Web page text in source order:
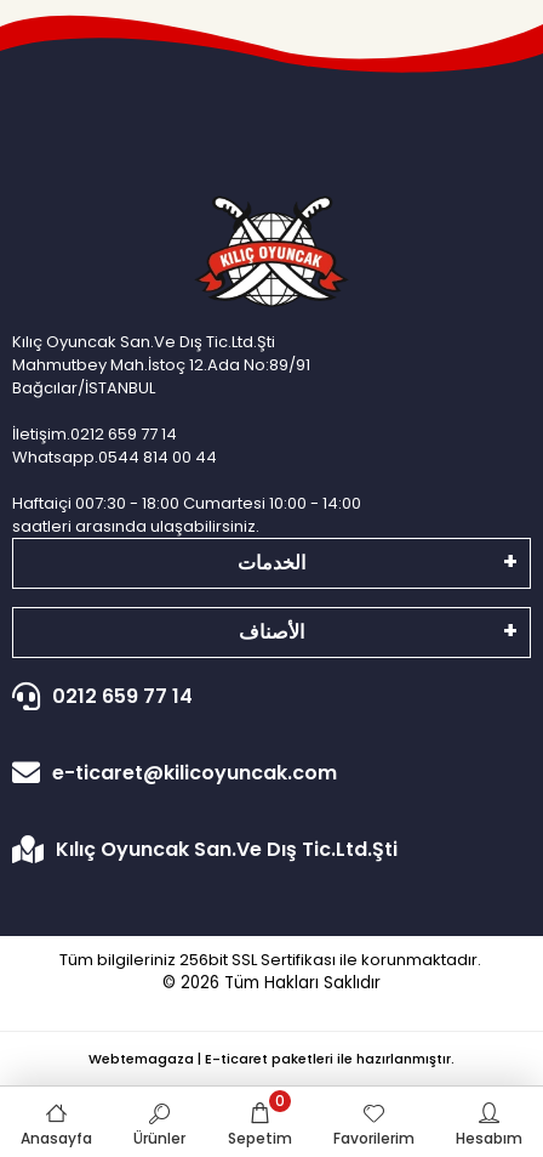
Kılıç Oyuncak San.Ve Dış Tic.Ltd.Şti
Mahmutbey Mah.İstoç 12.Ada No:89/91
Bağcılar/İSTANBUL
İletişim.0212 659 77 14
Whatsapp.0544 814 00 44
Haftaiçi 007:30 - 18:00 Cumartesi 10:00 - 14:00
saatleri arasında ulaşabilirsiniz.
الخدمات
الأصناف
0212 659 77 14
e-ticaret@kilicoyuncak.com
Kılıç Oyuncak San.Ve Dış Tic.Ltd.Şti
Tüm bilgileriniz 256bit SSL Sertifikası ile korunmaktadır.
© 2026 Tüm Hakları Saklıdır
Anasayfa Ürünler Sepetim
0
Favorilerim
Hesabım
Webtemagaza | E-ticaret paketleri ile hazırlanmıştır.